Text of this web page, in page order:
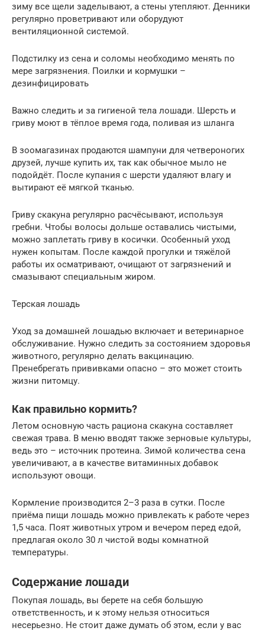
зиму все щели заделывают, а стены утепляют. Денники
регулярно проветривают или оборудуют
вентиляционной системой.
Подстилку из сена и соломы необходимо менять по
мере загрязнения. Поилки и кормушки –
дезинфицировать
Важно следить и за гигиеной тела лошади. Шерсть и
гриву моют в тёплое время года, поливая из шланга
В зоомагазинах продаются шампуни для четвероногих
друзей, лучше купить их, так как обычное мыло не
подойдёт. После купания с шерсти удаляют влагу и
вытирают её мягкой тканью.
Гриву скакуна регулярно расчёсывают, используя
гребни. Чтобы волосы дольше оставались чистыми,
можно заплетать гриву в косички. Особенный уход
нужен копытам. После каждой прогулки и тяжёлой
работы их осматривают, очищают от загрязнений и
смазывают специальным жиром.
Терская лошадь
Уход за домашней лошадью включает и ветеринарное
обслуживание. Нужно следить за состоянием здоровья
животного, регулярно делать вакцинацию.
Пренебрегать прививками опасно – это может стоить
жизни питомцу.
Как правильно кормить?
Летом основную часть рациона скакуна составляет
свежая трава. В меню вводят также зерновые культуры,
ведь это – источник протеина. Зимой количества сена
увеличивают, а в качестве витаминных добавок
используют овощи.
Кормление производится 2–3 раза в сутки. После
приёма пищи лошадь можно привлекать к работе через
1,5 часа. Поят животных утром и вечером перед едой,
предлагая около 30 л чистой воды комнатной
температуры.
Содержание лошади
Покупая лошадь, вы берете на себя большую
ответственность, и к этому нельзя относиться
несерьезно. Не стоит даже думать об этом, если у вас